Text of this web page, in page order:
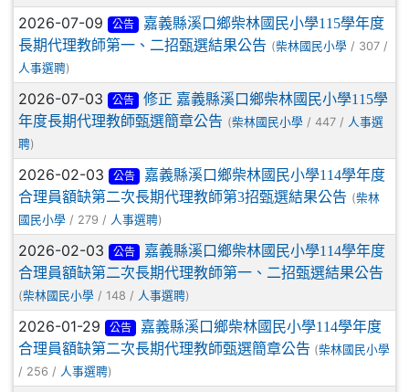
2026-07-09 公告
嘉義縣溪口鄉柴林國民小學115學年度
長期代理教師第一、二招甄選結果公告 (柴林國民小學 / 307 /
人事選聘)
2026-07-03 公告
修正 嘉義縣溪口鄉柴林國民小學115學
年度長期代理教師甄選簡章公告 (柴林國民小學 / 447 / 人事選
聘)
2026-02-03 公告
嘉義縣溪口鄉柴林國民小學114學年度
合理員額缺第二次長期代理教師第3招甄選結果公告 (柴林
國民小學 / 279 / 人事選聘)
2026-02-03 公告
嘉義縣溪口鄉柴林國民小學114學年度
合理員額缺第二次長期代理教師第一、二招甄選結果公告
(柴林國民小學 / 148 / 人事選聘)
2026-01-29 公告
嘉義縣溪口鄉柴林國民小學114學年度
合理員額缺第二次長期代理教師甄選簡章公告 (柴林國民小學
/ 256 / 人事選聘)